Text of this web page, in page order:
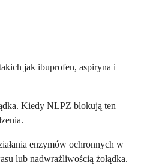
jak ibuprofen, aspiryna i
. Kiedy NLPZ blokują ten
enzymów ochronnych w
lub nadwrażliwością żołądka.